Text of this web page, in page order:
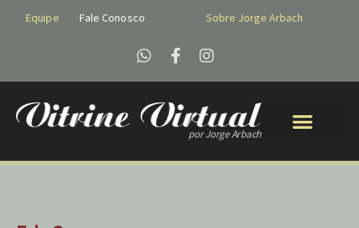
Equipe Fale Conosco Sobre Jorge Arbach
por Jorge Arbach